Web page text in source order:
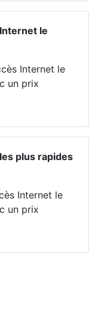
le
Internet le
un prix
plus rapides
Internet le
un prix